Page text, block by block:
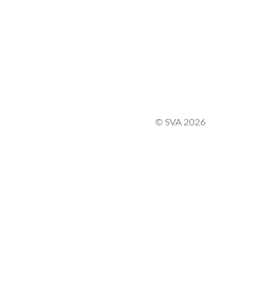
© SVA 2026